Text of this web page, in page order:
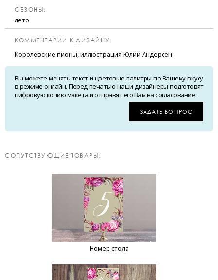
CЕЗОНЫ:
лето
КОММЕНТАРИИ К ДИЗАЙНУ:
Королевские пионы, иллюстрация Юлии Андерсен
Вы можете менять текст и цветовые палитры по Вашему вкусу
в режиме онлайн. Перед печатью наши дизайнеры подготовят
цифровую копию макета и отправят его Вам на согласование.
ЗАДАТЬ ВОПРОС
CОПУТСТВУЮЩИЕ ТОВАРЫ:
Номер стола